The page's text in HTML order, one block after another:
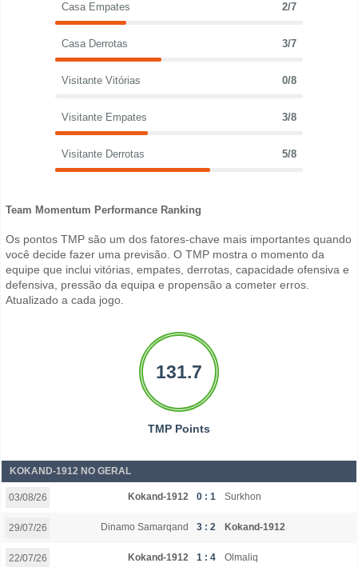
Casa Empates 2/7
Casa Derrotas 3/7
Visitante Vitórias 0/8
Visitante Empates 3/8
Visitante Derrotas 5/8
Team Momentum Performance Ranking
Os pontos TMP são um dos fatores-chave mais importantes quando
você decide fazer uma previsão. O TMP mostra o momento da
equipe que inclui vitórias, empates, derrotas, capacidade ofensiva e
defensiva, pressão da equipa e propensão a cometer erros.
Atualizado a cada jogo.
131.7
TMP Points
KOKAND-1912 NO GERAL
03/08/26 Kokand-1912 0 : 1 Surkhon
29/07/26 Dinamo Samarqand 3 : 2 Kokand-1912
22/07/26 Kokand-1912 1 : 4 Olmaliq